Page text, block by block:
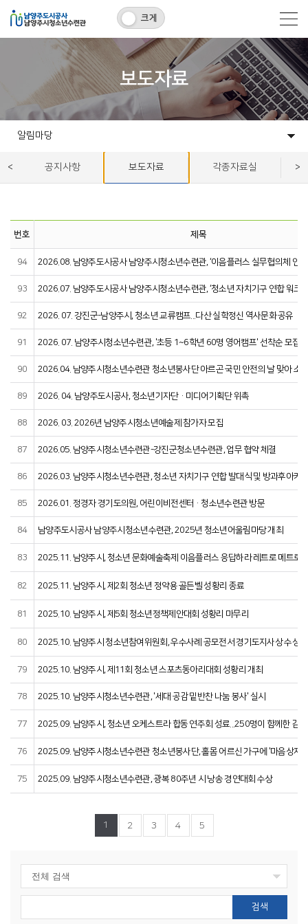
크게
보도자료
알림마당
수련관소개
청소년활동
아쿠와조이
고객센터
알림마당공지사항 보도자료 각종자료실
번호 제목
94 2026.08. 남양주도시공사 남양주시청소년수련관, ‘이음플러스 실무협의체 연합
93 2026.07. 남양주도시공사 남양주시청소년수련관, ‘청소년 자치기구 연합 워크
92 2026. 07. 강진군-남양주시, 청소년 교류캠프...다산 실학정신 역사문화 공유
91 2026. 07. 남양주시청소년수련관, '초등 1~6학년 60명 영어캠프' 선착순 모집
90 2026.04. 남양주시청소년수련관 청소년봉사단 아르곤 국민 안전의 날 맞아 소
89 2026. 04. 남양주도시공사, 청소년기자단·미디어기획단 위촉
88 2026. 03. 2026년 남양주시청소년예술제 참가자 모집
87 2026.05. 남양주시청소년수련관-강진군청소년수련관, 업무 협약 체결
86 2026.03. 남양주시청소년수련관, 청소년 자치기구 연합 발대식 및 방과후아카
85 2026.01. 정경자 경기도의원, 어린이비전센터·청소년수련관 방문
84 남양주도시공사 남양주시청소년수련관, 2025년 청소년어울림마당 개최
83 2025.11. 남양주시, 청소년 문화예술축제 이음플러스 응답하라 레트로 메트로
82 2025.11. 남양주시, 제2회 청소년 정약용 골든벨 성황리 종료
81 2025.10. 남양주시, 제5회 청소년정책제안대회 성황리 마무리
80 2025.10. 남양주시 청소년참여위원회, 우수사례 공모전서 경기도지사상 수상
79 2025.10. 남양주시, 제11회 청소년 스포츠동아리대회 성황리 개최
78 2025.10. 남양주시청소년수련관, '세대 공감 밑반찬 나눔 봉사' 실시
77 2025.09. 남양주시, 청소년 오케스트라 합동 연주회 성료...250명이 함께한 감동
76 2025.09. 남양주시청소년수련관 청소년봉사단, 홀몸 어르신 가구에 '마음상자'
75 2025.09. 남양주시청소년수련관, 광복 80주년 시 낭송 경연대회 수상
1 2 3 4 5
검색